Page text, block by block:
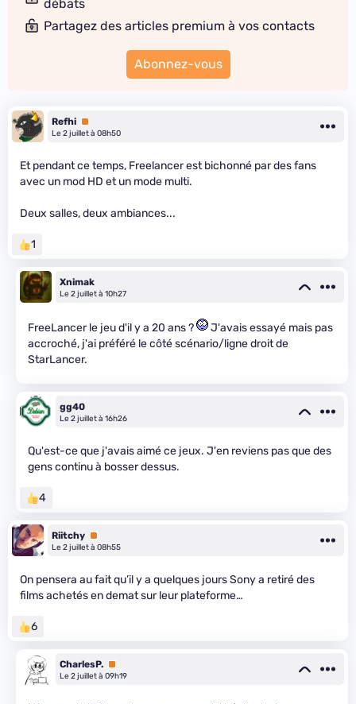
débats
Partagez des articles premium à vos contacts
Abonnez-vous
Refhi Premium
Le 2 juillet à 08h50
Et pendant ce temps, Freelancer est bichonné par des fans
avec un mod HD et un mode multi.
Deux salles, deux ambiances...
1
Xnimak
Le 2 juillet à 10h27
FreeLancer le jeu d'il y a 20 ans ?
J'avais essayé mais pas
accroché, j'ai préféré le côté scénario/ligne droit de
StarLancer.
gg40
Le 2 juillet à 16h26
Qu'est-ce que j'avais aimé ce jeux. J'en reviens pas que des
gens continu à bosser dessus.
4
Riitchy Premium
Le 2 juillet à 08h55
On pensera au fait qu’il y a quelques jours Sony a retiré des
films achetés en demat sur leur plateforme…
6
CharlesP. Premium
Le 2 juillet à 09h19